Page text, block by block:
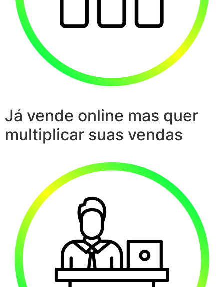
Já vende online mas quer
multiplicar suas vendas